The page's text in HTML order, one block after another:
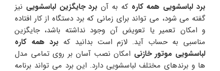
برد لباسشویی همه کاره که به آن برد جایگزین لباسشویی نیز
گفته می شود، می تواند برای زمانی که برد دستگاه از کار افتاده
و امکان تعمیر یا تعویض آن وجود نداشته باشد، جایگزین
مناسبی به حساب آید. لازم است بدانید کهبرد همه کاره
لباسشویی موتور خازنی امکان نصب آسان بر روی تمامی مدل
ها و برندهای مختلف لباسشویی دارد. این برد می تواند برنامه